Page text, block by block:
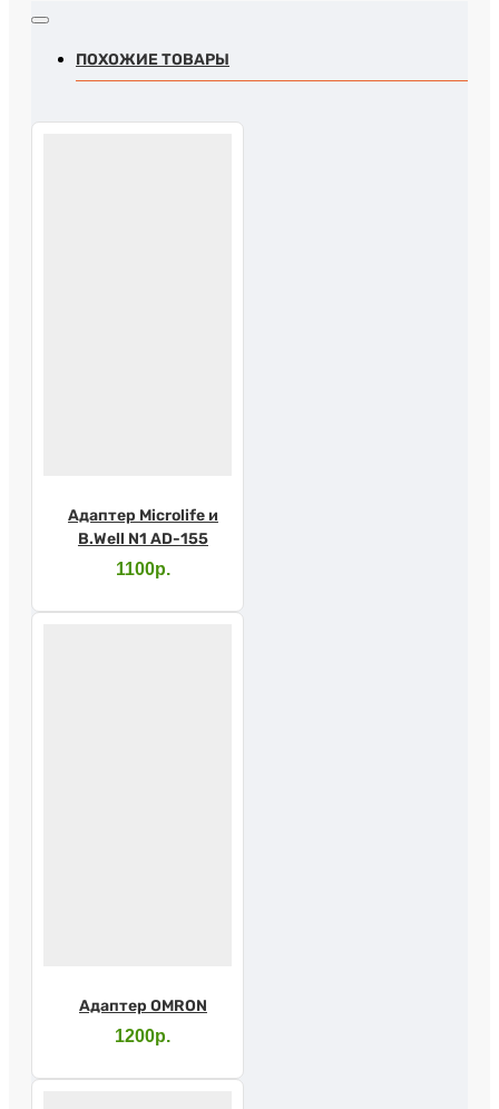
ПОХОЖИЕ ТОВАРЫ
Адаптер Microlife и
B.Well N1 AD-155
1100р.
Адаптер OMRON
1200р.